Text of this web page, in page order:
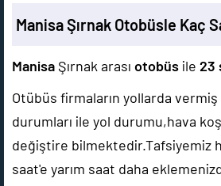
Manisa Şırnak Otobüsle Kaç
Manisa Şırnak arası otobüs ile 23
Otübüs firmaların yollarda
durumları ile yol durumu,hava
değiştire bilmektedir.Tafsiyemiz
saat'e yarım saat daha